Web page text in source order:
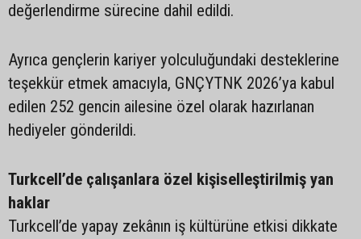
değerlendirme sürecine dahil edildi.
Ayrıca gençlerin kariyer yolculuğundaki desteklerine
teşekkür etmek amacıyla, GNÇYTNK 2026’ya kabul
edilen 252 gencin ailesine özel olarak hazırlanan
hediyeler gönderildi.
Turkcell’de çalışanlara özel kişiselleştirilmiş yan
haklar
Turkcell’de yapay zekânın iş kültürüne etkisi dikkate